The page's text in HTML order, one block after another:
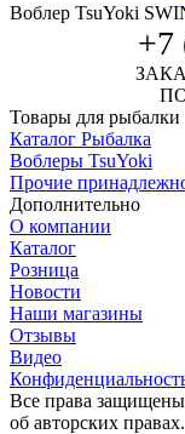
Воблер TsuYoki
+7
Товары для рыбалки
Каталог Рыбалка
Воблеры TsuYoki
Прочие
Дополнительно
О компании
Каталог
Розница
Новости
Наши магазины
Отзывы
Видео
Все права
об авторских правах.